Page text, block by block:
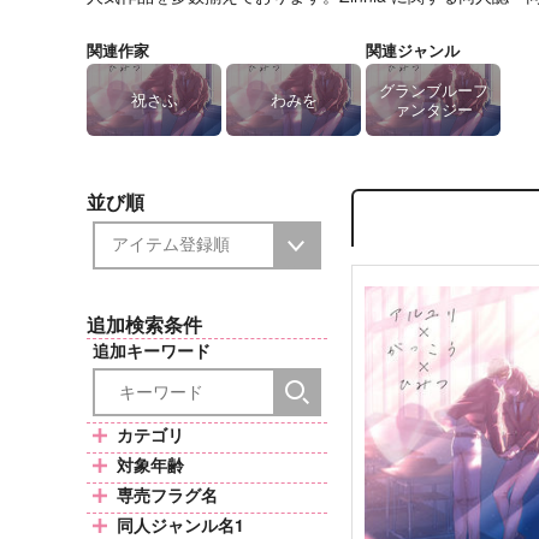
関連作家
祝さふ わみを
関連ジャンル
グランブルーフ
ァンタジー
並び順
追加検索条件
追加キーワード
カテゴリ
対象年齢
専売フラグ名
同人ジャンル名1